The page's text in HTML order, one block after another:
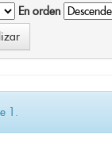
En orden
1.